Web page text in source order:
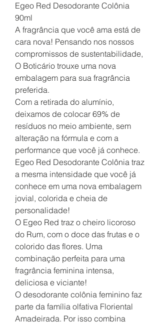
Egeo Red Desodorante Colônia
90ml
A fragrância que você ama está de
cara nova! Pensando nos nossos
compromissos de sustentabilidade,
O Boticário trouxe uma nova
embalagem para sua fragrância
preferida.
Com a retirada do alumínio,
deixamos de colocar 69% de
resíduos no meio ambiente, sem
alteração na fórmula e com a
performance que você já conhece.
Egeo Red Desodorante Colônia traz
a mesma intensidade que você já
conhece em uma nova embalagem
jovial, colorida e cheia de
personalidade!
O Egeo Red traz o cheiro licoroso
do Rum, com o doce das frutas e o
colorido das flores. Uma
combinação perfeita para uma
fragrância feminina intensa,
deliciosa e viciante!
O desodorante colônia feminino faz
parte da família olfativa Floriental
Amadeirada. Por isso combina